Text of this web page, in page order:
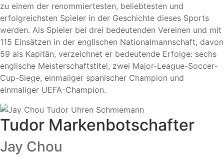
zu einem der renommiertesten, beliebtesten und
erfolgreichsten Spieler in der Geschichte dieses Sports
werden. Als Spieler bei drei bedeutenden Vereinen und mit
115 Einsätzen in der englischen Nationalmannschaft, davon
59 als Kapitän, verzeichnet er bedeutende Erfolge: sechs
englische Meisterschaftstitel, zwei Major-League-Soccer-
Cup-Siege, einmaliger spanischer Champion und
einmaliger UEFA-Champion.
Tudor Markenbotschafter
Jay Chou